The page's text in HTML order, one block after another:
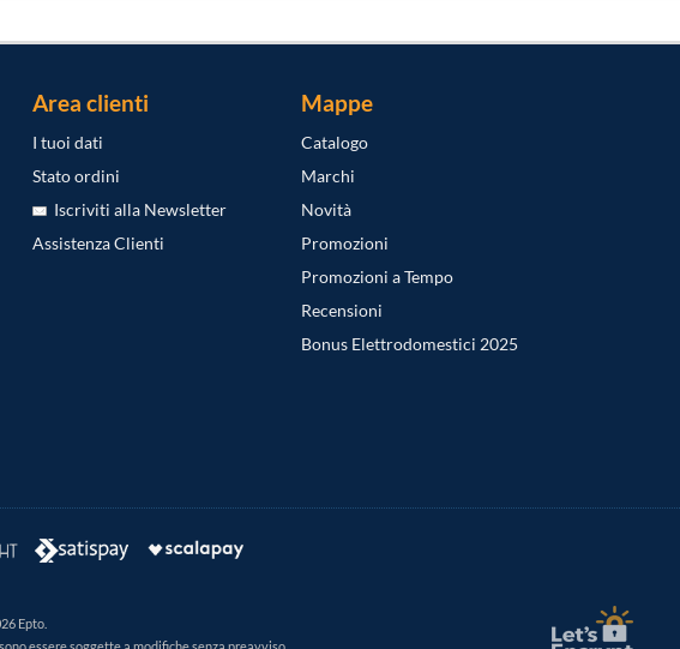
Area clienti
I tuoi dati
Stato ordini
Iscriviti alla Newsletter
Assistenza Clienti
Mappe
Catalogo
Marchi
Novità
Promozioni
Promozioni a Tempo
Recensioni
Bonus Elettrodomestici 2025
Epto.